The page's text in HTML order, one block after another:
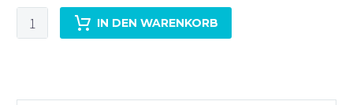
Barber's
London
Menge
IN DEN WARENKORB